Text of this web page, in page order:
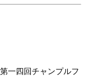
一四回チャンプルフ